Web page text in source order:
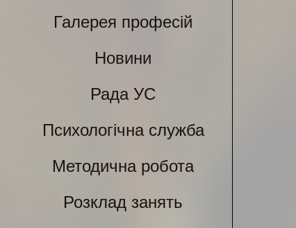
Галерея професій
Новини
Рада УС
Психологічна служба
Методична робота
Розклад занять